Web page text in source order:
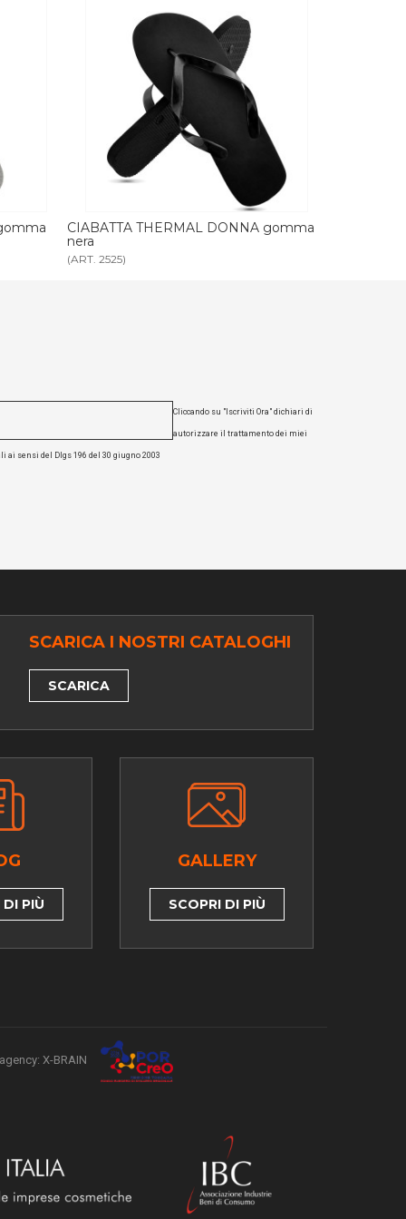
gomma
CIABATTA THERMAL UOMO gomma
nera
(ART. 2526)
Cliccando su "Iscriviti Ora" dichiari di
autorizzare il trattamento dei miei
ai sensi del Dlgs 196 del 30 giugno 2003
SCARICA I NOSTRI CATALOGHI
SCARICA
DI PIÙ
GALLERY
SCOPRI DI PIÙ
X-BRAIN